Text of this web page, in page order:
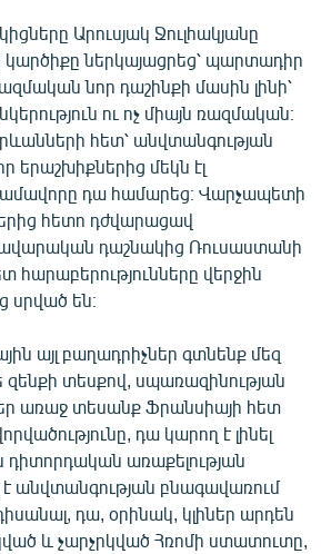
Արուսյակ Ջուլհակյանը
ներկայացրեց՝ պարտադիր
նոր դաշինքի մասին լինի՝
ու ոչ միայն ռազմական։
հետ՝ անվտանգության
մեկն էլ
դա համարեց։ Վարչապետի
հետո դժվարացավ
դաշնակից Ռուսաստանի
հարաբերությունները վերջին
սրված են։
այլ բաղադրիչներ գտնենք մեզ
զենքի տեսքով, սպառազինության
առաջ տեսանք Ֆրանսիայի հետ
դա կարող է լինել
դիտորդական առաքելության
անվտանգության բնագավառում
դա, օրինակ, կլիներ արդեն
և չարչրկված Հռոմի ստատուտը,